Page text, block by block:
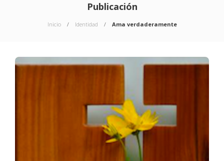
Publicación
Inicio Identidad Ama verdaderamente